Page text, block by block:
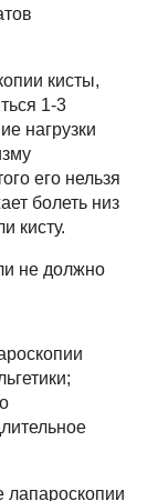
кисты,
1-3
нагрузки
его нельзя
болеть низ
кисту.
не должно